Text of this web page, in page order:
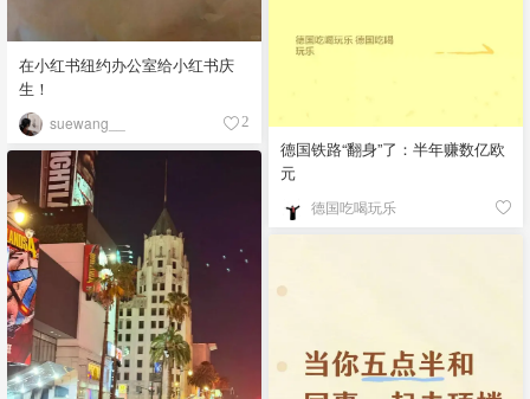
在小红书纽约办公室给小红书庆
生！
suewang__ 2
德国铁路“翻身”了：半年赚数亿欧
元
德国吃喝玩乐